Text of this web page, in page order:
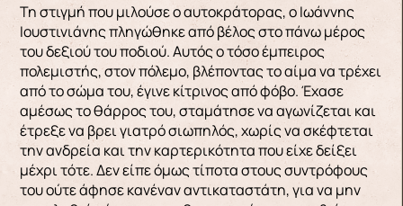
Τη στιγμή που μιλούσε ο αυτοκράτορας, ο Ιω­άννης
Ιουστινιάνης πληγώθηκε από βέλος στο πά­νω μέρος
του δεξιού του ποδιού. Αυτός ο τόσο έμπειρος
πολεμιστής, στον πόλεμο, βλέποντας το αίμα να τρέχει
από το σώμα του, έγινε κίτρινος από φόβο. Έχασε
αμέσως το θάρρος του, σταμά­τησε να αγωνίζεται και
έτρεξε να βρει γιατρό σιω­πηλός, χωρίς να σκέφτεται
την ανδρεία και την καρτερικότητα που είχε δείξει
μέχρι τότε. Δεν εί­πε όμως τίποτα στους συντρόφους
του ούτε άφησε κανέναν αντικαταστάτη, για να μην